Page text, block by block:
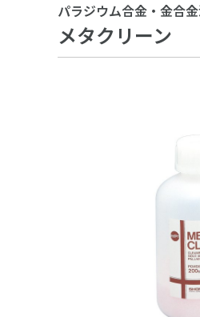
パラジウム合金・金合
メタクリーン